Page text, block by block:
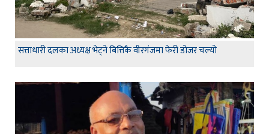
सत्ताधारी दलका अध्यक्ष भेट्ने बित्तिकै वीरगंजमा फेरी डोजर चल्यो